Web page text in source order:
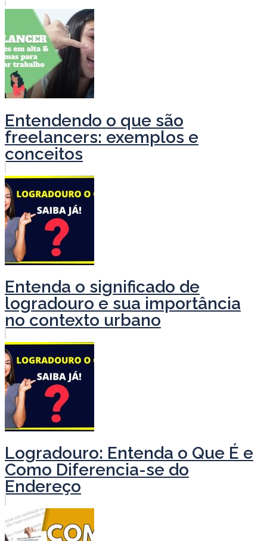
Entendendo o que são
freelancers: exemplos e
conceitos
Entenda o significado de
logradouro e sua importância
no contexto urbano
Logradouro: Entenda o Que É e
Como Diferencia-se do
Endereço